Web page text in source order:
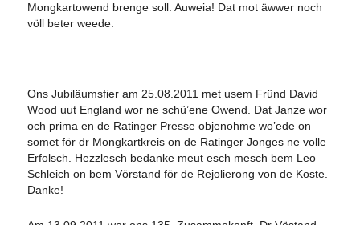
Mongkartowend brenge soll. Auweia! Dat mot äwwer noch
völl beter weede.
Ons Jubiläumsfier am 25.08.2011 met usem Fründ David
Wood uut England wor ne schü’ene Owend. Dat Janze wor
och prima en de Ratinger Presse objenohme wo’ede on
somet för dr Mongkartkreis on de Ratinger Jonges ne volle
Erfolsch. Hezzlesch bedanke meut esch mesch bem Leo
Schleich on bem Vörstand för de Rejolierong von de Koste.
Danke!